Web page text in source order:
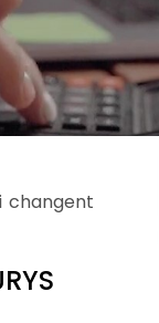
changent